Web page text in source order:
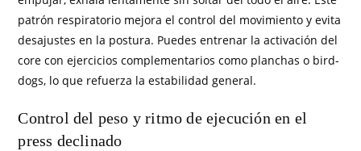
patrón respiratorio mejora el control del movimiento y evita
desajustes en la postura. Puedes entrenar la activación del
core con ejercicios complementarios como planchas o bird-
dogs, lo que refuerza la estabilidad general.
Control del peso y ritmo de ejecución en el
press declinado